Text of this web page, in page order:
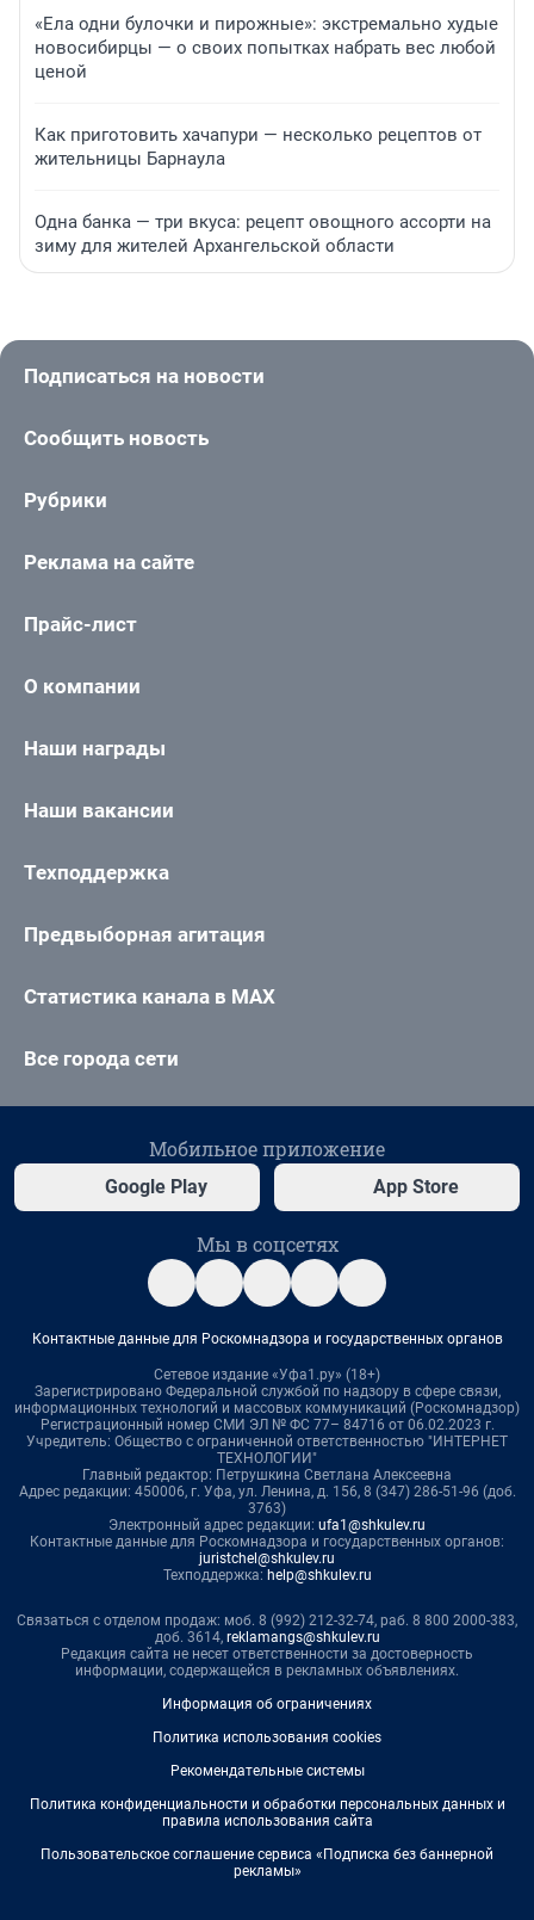
«Ела одни булочки и пирожные»: экстремально худые
новосибирцы — о своих попытках набрать вес любой
ценой
Как приготовить хачапури — несколько рецептов от
жительницы Барнаула
Одна банка — три вкуса: рецепт овощного ассорти на
зиму для жителей Архангельской области
Подписаться на новости
Сообщить новость
Рубрики
Реклама на сайте
Прайс-лист
О компании
Наши награды
Наши вакансии
Техподдержка
Предвыборная агитация
Статистика канала в MAX
Все города сети
Мобильное приложение
Google Play App Store
Мы в соцсетях
Контактные данные для Роскомнадзора и государственных органов
Сетевое издание «Уфа1.ру» (18+)
Зарегистрировано Федеральной службой по надзору в сфере связи,
информационных технологий и массовых коммуникаций (Роскомнадзор)
Регистрационный номер СМИ ЭЛ № ФС 77– 84716 от 06.02.2023 г.
Учредитель: Общество с ограниченной ответственностью "ИНТЕРНЕТ
ТЕХНОЛОГИИ"
Главный редактор: Петрушкина Светлана Алексеевна
Адрес редакции: 450006, г. Уфа, ул. Ленина, д. 156, 8 (347) 286-51-96 (доб.
3763)
Электронный адрес редакции: ufa1@shkulev.ru
Контактные данные для Роскомнадзора и государственных органов:
juristchel@shkulev.ru
Техподдержка: help@shkulev.ru
Связаться с отделом продаж: моб. 8 (992) 212-32-74, раб. 8 800 2000-383,
доб. 3614, reklamangs@shkulev.ru
Редакция сайта не несет ответственности за достоверность
информации, содержащейся в рекламных объявлениях.
Информация об ограничениях
Политика использования cookies
Рекомендательные системы
Политика конфиденциальности и обработки персональных данных и
правила использования сайта
Пользовательское соглашение сервиса «Подписка без баннерной
рекламы»